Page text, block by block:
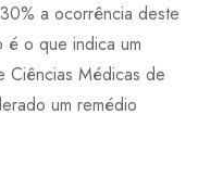
a ocorrência deste
é o que indica um
Ciências Médicas de
um remédio